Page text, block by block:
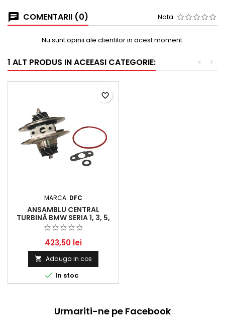
COMENTARII (0) Nota
Nu sunt opinii ale clientilor in acest moment.
1 ALT PRODUS IN ACEEASI CATEGORIE: >
<
MARCA: DFC
ANSAMBLU CENTRAL
TURBINĂ BMW SERIA 1, 3, 5,
X1, X3 - PERFORMANȚĂ ȘI
EFICIENȚĂ RIDICATE
423,50 lei
 Adauga in cos
 In stoc
favorite_border
Urmariti-ne pe Facebook